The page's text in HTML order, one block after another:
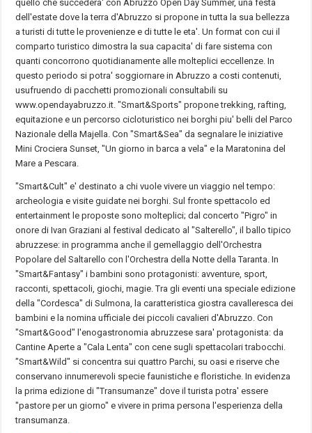
quello che succedera' con Abruzzo Open Day Summer, una festa
dell'estate dove la terra d'Abruzzo si propone in tutta la sua bellezza
a turisti di tutte le provenienze e di tutte le eta'. Un format con cui il
comparto turistico dimostra la sua capacita' di fare sistema con
quanti concorrono quotidianamente alle molteplici eccellenze. In
questo periodo si potra' soggiornare in Abruzzo a costi contenuti,
usufruendo di pacchetti promozionali consultabili su
www.opendayabruzzo.it. "Smart&Sports" propone trekking, rafting,
equitazione e un percorso cicloturistico nei borghi piu' belli del Parco
Nazionale della Majella. Con "Smart&Sea" da segnalare le iniziative
Mini Crociera Sunset, "Un giorno in barca a vela" e la Maratonina del
Mare a Pescara.
"Smart&Cult" e' destinato a chi vuole vivere un viaggio nel tempo:
archeologia e visite guidate nei borghi. Sul fronte spettacolo ed
entertainment le proposte sono molteplici; dal concerto "Pigro" in
onore di Ivan Graziani al festival dedicato al "Salterello", il ballo tipico
abruzzese: in programma anche il gemellaggio dell'Orchestra
Popolare del Saltarello con l'Orchestra della Notte della Taranta. In
"Smart&Fantasy" i bambini sono protagonisti: avventure, sport,
racconti, spettacoli, giochi, magie. Tra gli eventi una speciale edizione
della "Cordesca" di Sulmona, la caratteristica giostra cavalleresca dei
bambini e la nomina ufficiale dei piccoli cavalieri d'Abruzzo. Con
"Smart&Good" l'enogastronomia abruzzese sara' protagonista: da
Cantine Aperte a "Cala Lenta" con cene sugli spettacolari trabocchi.
"Smart&Wild" si concentra sui quattro Parchi, su oasi e riserve che
conservano innumerevoli specie faunistiche e floristiche. In evidenza
la prima edizione di "Transumanze" dove il turista potra' essere
"pastore per un giorno" e vivere in prima persona l'esperienza della
transumanza.